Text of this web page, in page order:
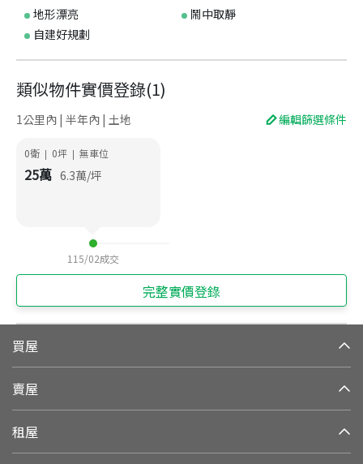
地形漂亮
鬧中取靜
自建好規劃
類似物件實價登錄(1)
1公里內 | 半年內 | 土地 編輯篩選條件
0衛 | 0坪 | 無車位
25萬 6.3萬/坪
115/02成交
完整實價登錄
買屋
賣屋
租屋